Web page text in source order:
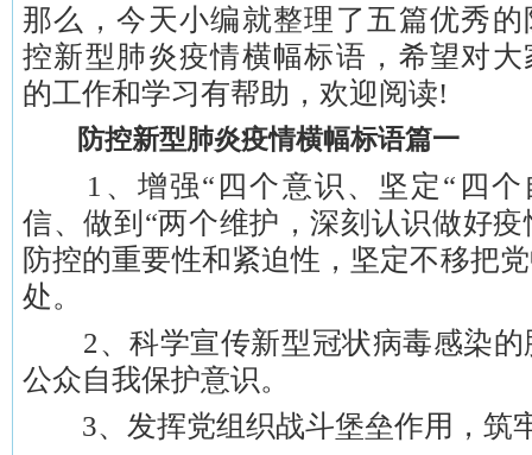
那么，今天小编就整理了五篇优秀的
控新型肺炎疫情横幅标语，希望对大
的工作和学习有帮助，欢迎阅读!
防控新型肺炎疫情横幅标语篇一
1、增强“四个意识、坚定“四个
信、做到“两个维护，深刻认识做好疫
防控的重要性和紧迫性，坚定不移把
处。
2、科学宣传新型冠状病毒感染的
公众自我保护意识。
3、发挥党组织战斗堡垒作用，筑